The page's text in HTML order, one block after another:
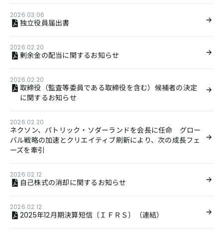
2026.03.06
独立役員届出書
2026.02.20
剰余金の配当に関するお知らせ
2026.02.20
取締役（監査等委員である取締役を含む）候補者の決定
に関するお知らせ
2026.02.20
ネクソン、パトリック・ソダーランドを会長に任命 グロー
バル戦略の加速とクリエイティブ刷新により、次の成長フェ
ーズを牽引
2026.02.12
自己株式の消却に関するお知らせ
2026.02.12
2025年12月期決算短信〔ＩＦＲＳ〕（連結）